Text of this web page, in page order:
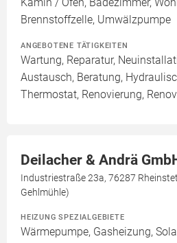
Brennstoffzelle, Umwälzpumpe
ANGEBOTENE TÄTIGKEITEN
Wartung, Reparatur,
Austausch, Beratung,
Thermostat, Renovierung,
Deilacher & Andrä
Industriestraße 23a, 76287
Gehlmühle)
HEIZUNG SPEZIALGEBIETE
Wärmepumpe, Gasheizung,